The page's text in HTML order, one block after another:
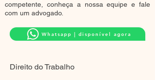
competente, conheça a nossa equipe e fale
com um advogado.
Whatsapp | disponível agora
Direito do Trabalho